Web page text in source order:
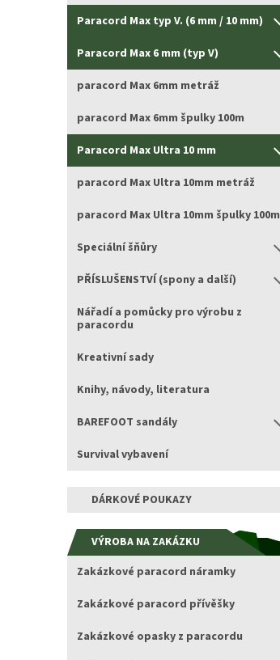
Paracord Max typ V. (6 mm / 10 mm)
Paracord Max 6 mm (typ V)
paracord Max 6mm metráž
paracord Max 6mm špulky 100m
Paracord Max Ultra 10 mm
paracord Max Ultra 10mm metráž
paracord Max Ultra 10mm špulky 100m
Speciální šňůry
PŘÍSLUŠENSTVÍ (spony a další)
Nářadí a pomůcky pro výrobu z
paracordu
Kreativní sady
Knihy, návody, literatura
BAREFOOT sandály
Survival vybavení
DÁRKOVÉ POUKAZY
VÝROBA NA ZAKÁZKU
Zakázkové paracord náramky
Zakázkové paracord přívěšky
Zakázkové opasky z paracordu